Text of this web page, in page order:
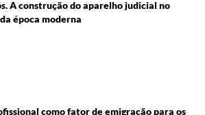
A construção do aparelho judicial no
época moderna
como fator de emigração para os